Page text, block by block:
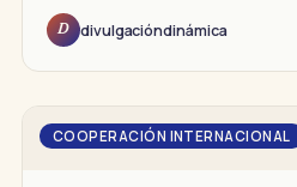
D divulgacióndinámica
DD · COOPERACIÓN
COOPERACIÓN INTERNACIONAL